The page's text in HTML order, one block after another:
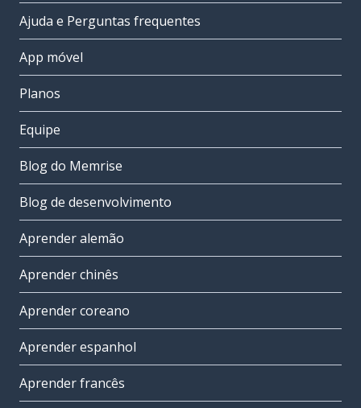
Ajuda e Perguntas frequentes
App móvel
Planos
Equipe
Blog do Memrise
Blog de desenvolvimento
Aprender alemão
Aprender chinês
Aprender coreano
Aprender espanhol
Aprender francês